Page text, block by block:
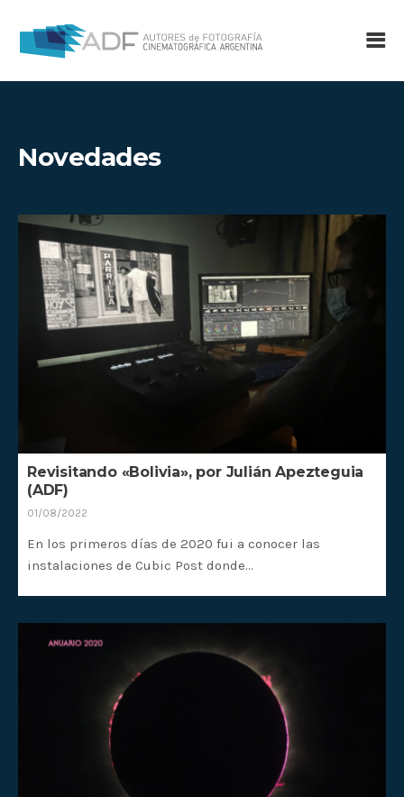
Novedades
Revisitando «Bolivia», por Julián Apezteguia
(ADF)
01/08/2022
En los primeros días de 2020 fui a conocer las
instalaciones de Cubic Post donde…